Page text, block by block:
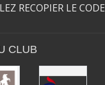
RECOPIER LE CODE
CLUB